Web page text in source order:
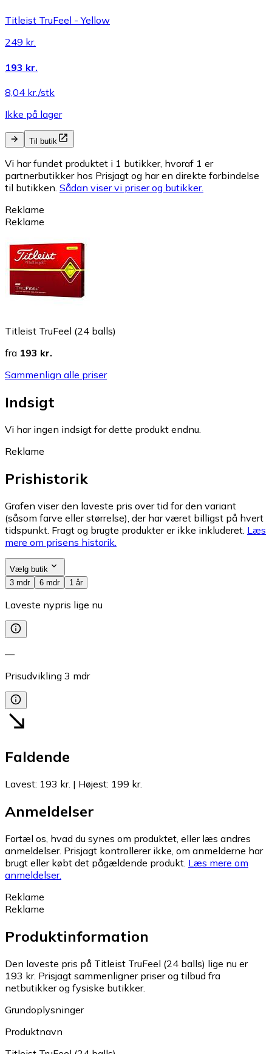
Titleist TruFeel - Yellow
249 kr.
193 kr.
8,04 kr./stk
Ikke på lager
Til butik
Vi har fundet produktet i 1 butikker, hvoraf 1 er
partnerbutikker hos Prisjagt og har en direkte forbindelse
til butikken. Sådan viser vi priser og butikker.
Reklame
Reklame
Titleist TruFeel (24 balls)
fra 193 kr.
Sammenlign alle priser
Indsigt
Vi har ingen indsigt for dette produkt endnu.
Reklame
Prishistorik
Grafen viser den laveste pris over tid for den variant
(såsom farve eller størrelse), der har været billigst på hvert
tidspunkt. Fragt og brugte produkter er ikke inkluderet. Læs
mere om prisens historik.
Vælg butik
3 mdr
6 mdr 1 år
Laveste nypris lige nu
—
Prisudvikling 3 mdr
Faldende
Lavest: 193 kr. | Højest: 199 kr.
Anmeldelser
Fortæl os, hvad du synes om produktet, eller læs andres
anmeldelser. Prisjagt kontrollerer ikke, om anmelderne har
brugt eller købt det pågældende produkt. Læs mere om
anmeldelser.
Reklame
Reklame
Produktinformation
Den laveste pris på Titleist TruFeel (24 balls) lige nu er
193 kr. Prisjagt sammenligner priser og tilbud fra
netbutikker og fysiske butikker.
Grundoplysninger
Produktnavn